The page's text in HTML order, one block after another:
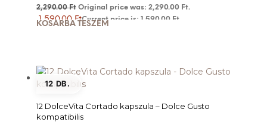
2,290.00Ft Original price was: 2,290.00 Ft.
1,590.00FtCurrent price is: 1,590.00 Ft.
KOSÁRBA TESZEM
12 DB.
12 DolceVita Cortado kapszula – Dolce Gusto
kompatibilis